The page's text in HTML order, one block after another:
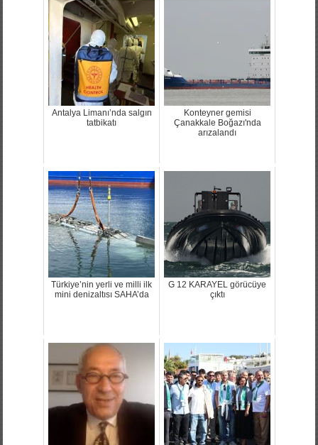
Antalya Limanı’nda salgın
tatbikatı
Konteyner gemisi
Çanakkale Boğazı'nda
arızalandı
Türkiye’nin yerli ve milli ilk
mini denizaltısı SAHA’da
G 12 KARAYEL görücüye
çıktı